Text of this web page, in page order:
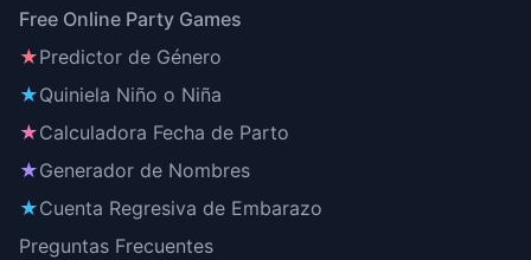
Free Online Party Games
★Predictor de Género
★Quiniela Niño o Niña
★Calculadora Fecha de Parto
★Generador de Nombres
★Cuenta Regresiva de Embarazo
Preguntas Frecuentes